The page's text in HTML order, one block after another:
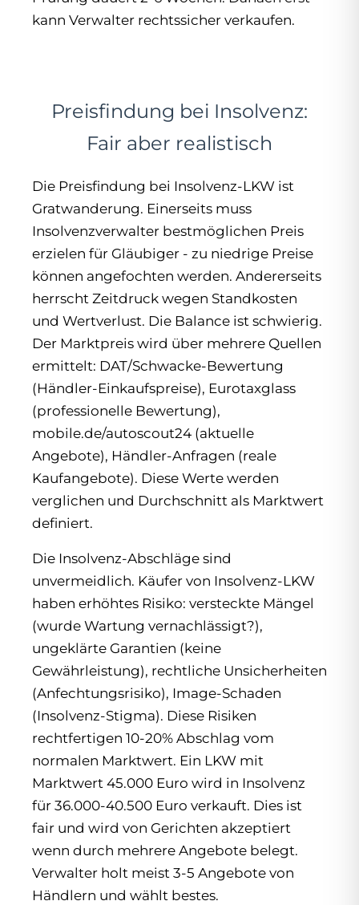
kann Verwalter rechtssicher verkaufen.
Preisfindung bei Insolvenz:
Fair aber realistisch
Die Preisfindung bei Insolvenz-LKW ist
Gratwanderung. Einerseits muss
Insolvenzverwalter bestmöglichen Preis
erzielen für Gläubiger - zu niedrige Preise
können angefochten werden. Andererseits
herrscht Zeitdruck wegen Standkosten
und Wertverlust. Die Balance ist schwierig.
Der Marktpreis wird über mehrere Quellen
ermittelt: DAT/Schwacke-Bewertung
(Händler-Einkaufspreise), Eurotaxglass
(professionelle Bewertung),
mobile.de/autoscout24 (aktuelle
Angebote), Händler-Anfragen (reale
Kaufangebote). Diese Werte werden
verglichen und Durchschnitt als Marktwert
definiert.
Die Insolvenz-Abschläge sind
unvermeidlich. Käufer von Insolvenz-LKW
haben erhöhtes Risiko: versteckte Mängel
(wurde Wartung vernachlässigt?),
ungeklärte Garantien (keine
Gewährleistung), rechtliche Unsicherheiten
(Anfechtungsrisiko), Image-Schaden
(Insolvenz-Stigma). Diese Risiken
rechtfertigen 10-20% Abschlag vom
normalen Marktwert. Ein LKW mit
Marktwert 45.000 Euro wird in Insolvenz
für 36.000-40.500 Euro verkauft. Dies ist
fair und wird von Gerichten akzeptiert
wenn durch mehrere Angebote belegt.
Verwalter holt meist 3-5 Angebote von
Händlern und wählt bestes.